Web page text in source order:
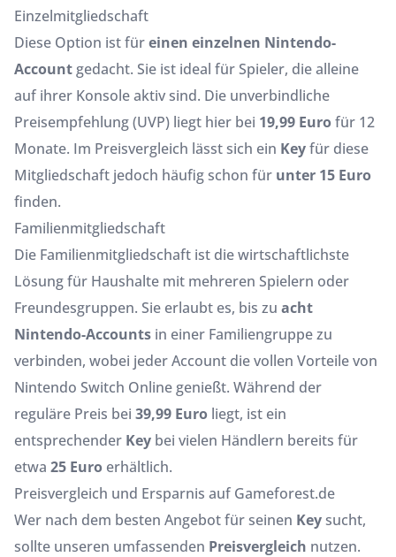
Einzelmitgliedschaft
Diese Option ist füreinen einzelnen Nintendo-
Account gedacht. Sie ist ideal für Spieler, die alleine
auf ihrer Konsole aktiv sind. Die unverbindliche
Preisempfehlung (UVP) liegt hier bei 19,99 Eurofür 12
Monate. Im Preisvergleich lässt sich ein Keyfür diese
Mitgliedschaft jedoch häufig schon für unter 15 Euro
finden.
Familienmitgliedschaft
Die Familienmitgliedschaft ist die wirtschaftlichste
Lösung für Haushalte mit mehreren Spielern oder
Freundesgruppen. Sie erlaubt es, bis zu acht
Nintendo-Accounts in einer Familiengruppe zu
verbinden, wobei jeder Account die vollen Vorteile von
Nintendo Switch Online genießt. Während der
reguläre Preis bei 39,99 Euro liegt, ist ein
entsprechender Key bei vielen Händlern bereits für
etwa 25 Euro erhältlich.
Preisvergleich und Ersparnis auf Gameforest.de
Wer nach dem besten Angebot für seinen Keysucht,
sollte unseren umfassenden Preisvergleich nutzen.